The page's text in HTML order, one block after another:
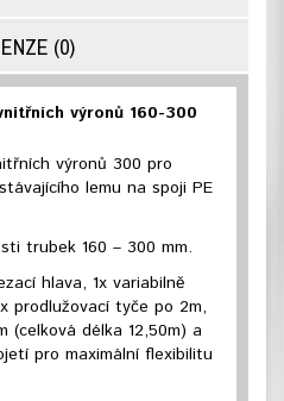
(0)
výronů 160-300
výronů 300 pro
lemu na spoji PE
trubek 160 – 300 mm.
hlava, 1x variabilně
prodlužovací tyče po 2m,
(celková délka 12,50m) a
pro maximální flexibilitu